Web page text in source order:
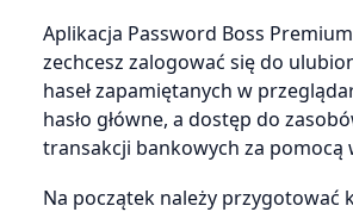
Aplikacja Password Boss
zechcesz zalogować się do
haseł zapamiętanych w
hasło główne, a dostęp do
transakcji bankowych za
Na początek należy